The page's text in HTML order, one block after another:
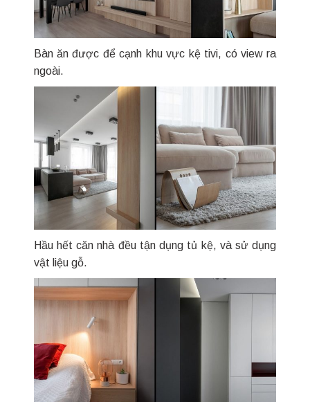
Bàn ăn được để cạnh khu vực kệ tivi, có view ra
ngoài.
Hầu hết căn nhà đều tận dụng tủ kệ, và sử dụng
vật liệu gỗ.